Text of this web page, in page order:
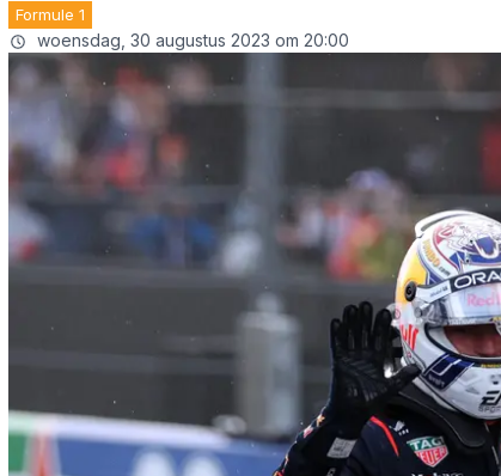
Formule 1
woensdag, 30 augustus 2023 om 20:00